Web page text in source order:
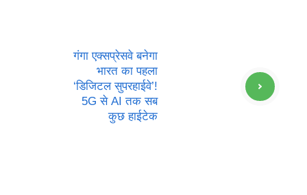
गंगा एक्सप्रेसवे बनेगा
भारत का पहला
‘डिजिटल सुपरहाईवे’!
5G से AI तक सब
कुछ हाईटेक